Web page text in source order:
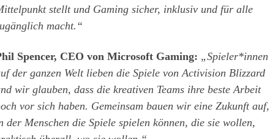
stellt und Gaming sicher, inklusiv und für alle
macht.“
Spencer, CEO von Microsoft Gaming: „Spieler*innen
der ganzen Welt lieben die Spiele von Activision Blizzard
wir glauben, dass die kreativen Teams ihre beste Arbeit
vor sich haben. Gemeinsam bauen wir eine Zukunft auf,
der Menschen die Spiele spielen können, die sie wollen,